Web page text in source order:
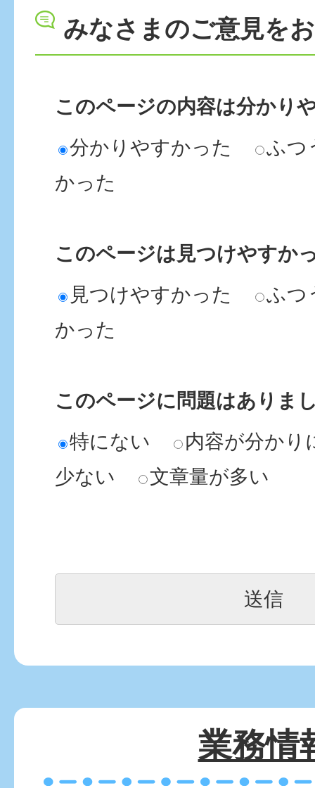
みなさまのご意見を
このページの内容は分かり
分かりやすかった
ふつ
かった
このページは見つけやすか
見つけやすかった
ふつ
かった
このページに問題はありま
特にない
内容が分かり
少ない
文章量が多い
業務情